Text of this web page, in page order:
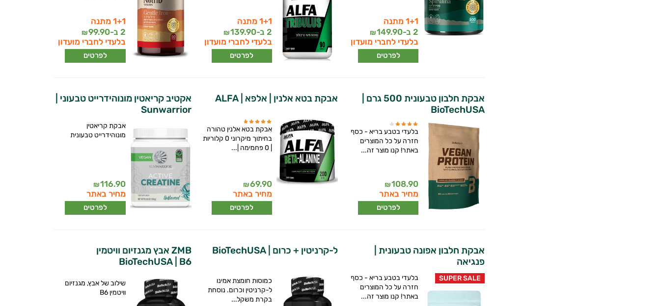
1+1 מתנה
2 ב-
149.90
₪
בלעדי לחברי מועדון
לפרטים
1+1 מתנה
2 ב-
139.90
₪
בלעדי לחברי מועדון
לפרטים
1+1 מתנה
2 ב-
99.90
₪
בלעדי לחברי מועדון
לפרטים
אבקת חלבון טבעונית 500 גרם |
BioTechUSA
בלעדי בטבע בריא - כסף
חזרה על כל המוצרים
באתר! קנו מוצר זה...
108.90
₪
מחיר באתר
לפרטים
אבקת בטא אלנין | אלפא | ALFA
אבקת בטא אלנין טהורה
בחיתוך מיקרוני 0 קלוריות
69.90
₪
מחיר באתר
לפרטים
אקטיב קריאטין מונוהידרייט טבעוני |
Sunwarrior
אבקת קריאטין
מונוהידרייט טבעונית
116.90
₪
מחיר באתר
לפרטים
אבקת חלבון אפונה טבעונית |
פנגיאה
SUPER SALE
בלעדי בטבע בריא - כסף
חזרה על כל המוצרים
באתר! קנו מוצר זה...
ל-קרניטין + כרום | BioTechUSA
כמוסות חומצת אמינו
ל-קרניטין וכרום. נוסחת
בקרת משקל...
ZMB אבץ מגנזיום וויטמין
BioTechUSA | B6
שילוב של אבץ, מגנזיום
וויטמין B6